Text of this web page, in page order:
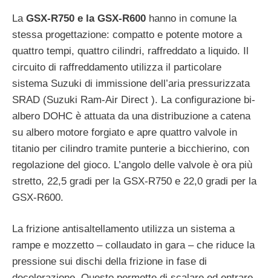
La GSX-R750 e la GSX-R600 hanno in comune la
stessa progettazione: compatto e potente motore a
quattro tempi, quattro cilindri, raffreddato a liquido. Il
circuito di raffreddamento utilizza il particolare
sistema Suzuki di immissione dell’aria pressurizzata
SRAD (Suzuki Ram-Air Direct ). La configurazione bi-
albero DOHC è attuata da una distribuzione a catena
su albero motore forgiato e apre quattro valvole in
titanio per cilindro tramite punterie a bicchierino, con
regolazione del gioco. L’angolo delle valvole è ora più
stretto, 22,5 gradi per la GSX-R750 e 22,0 gradi per la
GSX-R600.
La frizione antisaltellamento utilizza un sistema a
rampe e mozzetto – collaudato in gara – che riduce la
pressione sui dischi della frizione in fase di